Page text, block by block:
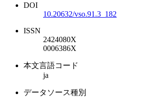
DOI
10.20632/vso.91.3_182
ISSN
2424080X
0006386X
本文言語コード
ja
データソース種別